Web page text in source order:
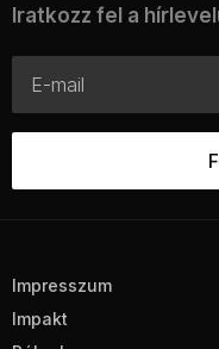
Iratkozz fel a
Impresszum
Impakt